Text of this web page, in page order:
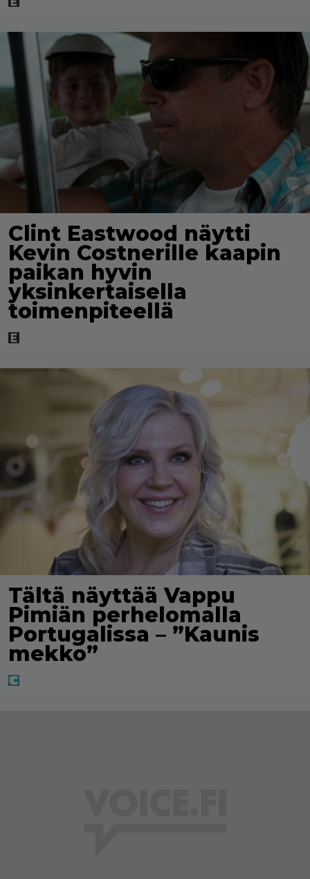
Clint Eastwood näytti
Kevin Costnerille kaapin
paikan hyvin
yksinkertaisella
toimenpiteellä
Tältä näyttää Vappu
Pimiän perhelomalla
Portugalissa – ”Kaunis
mekko”